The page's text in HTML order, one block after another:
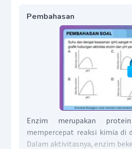
Pembahasan
Enzim merupakan
mempercepat reaksi kimia di
Dalam aktivitasnya, enzim